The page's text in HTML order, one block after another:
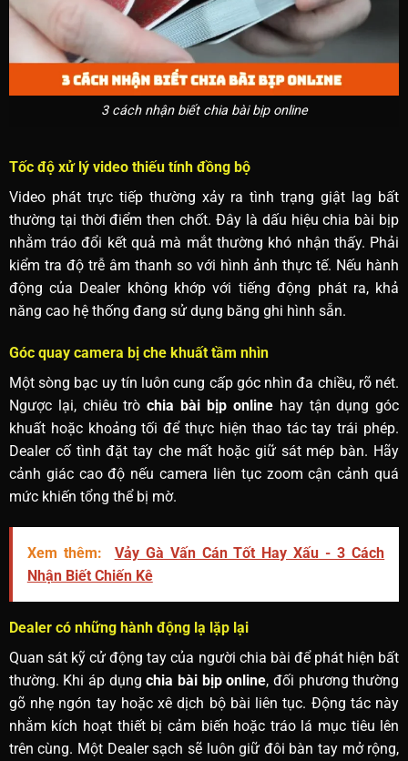
3 cách nhận biết chia bài bịp online
Tốc độ xử lý video thiếu tính đồng bộ
Video phát trực tiếp thường xảy ra tình trạng giật lag bất
thường tại thời điểm then chốt. Đây là dấu hiệu chia bài bịp
nhằm tráo đổi kết quả mà mắt thường khó nhận thấy. Phải
kiểm tra độ trễ âm thanh so với hình ảnh thực tế. Nếu hành
động của Dealer không khớp với tiếng động phát ra, khả
năng cao hệ thống đang sử dụng băng ghi hình sẵn.
Góc quay camera bị che khuất tầm nhìn
Một sòng bạc uy tín luôn cung cấp góc nhìn đa chiều, rõ nét.
Ngược lại, chiêu tròchia bài bịp onlinehay tận dụng góc
khuất hoặc khoảng tối để thực hiện thao tác tay trái phép.
Dealer cố tình đặt tay che mất hoặc giữ sát mép bàn. Hãy
cảnh giác cao độ nếu camera liên tục zoom cận cảnh quá
mức khiến tổng thể bị mờ.
Xem thêm:
Vảy Gà Vấn Cán Tốt Hay Xấu - 3 Cách
Nhận Biết Chiến Kê
Dealer có những hành động lạ lặp lại
Quan sát kỹ cử động tay của người chia bài để phát hiện bất
thường. Khi áp dụngchia bài bịp online, đối phương thường
gõ nhẹ ngón tay hoặc xê dịch bộ bài liên tục. Động tác này
nhằm kích hoạt thiết bị cảm biến hoặc tráo lá mục tiêu lên
trên cùng. Một Dealer sạch sẽ luôn giữ đôi bàn tay mở rộng,